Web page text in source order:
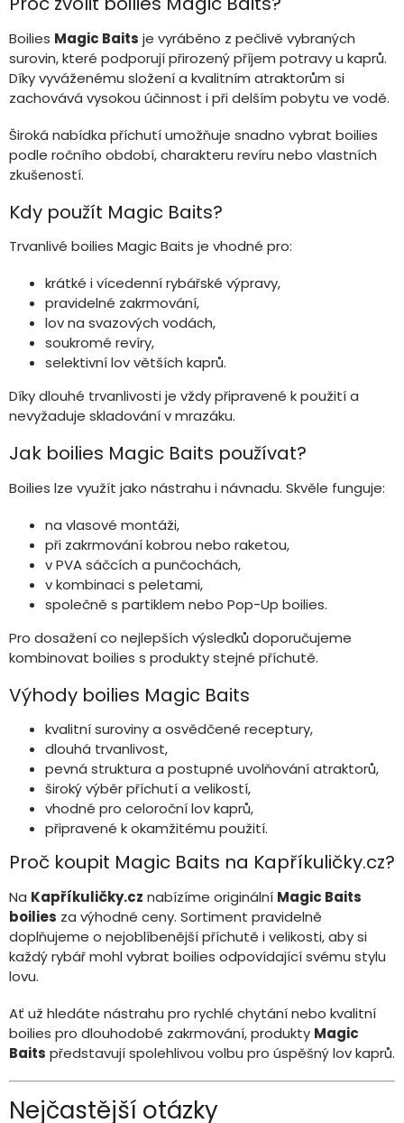
c
í
p
r
v
k
v
ý
s
u
á
í
Boilies Magic Baits je vyráběno z pečlivě vybraných
surovin, které podporují přirozený příjem potravy u kaprů.
Díky vyváženému složení a kvalitním atraktorům si
zachovává vysokou účinnost i při delším pobytu ve vodě.
Široká nabídka příchutí umožňuje snadno vybrat boilies
podle ročního období, charakteru revíru nebo vlastních
zkušeností.
Kdy použít Magic Baits?
Trvanlivé boilies Magic Baits je vhodné pro:
krátké i vícedenní rybářské výpravy,
pravidelné zakrmování,
lov na svazových vodách,
soukromé revíry,
selektivní lov větších kaprů.
Díky dlouhé trvanlivosti je vždy připravené k použití a
nevyžaduje skladování v mrazáku.
Jak boilies Magic Baits používat?
Boilies lze využít jako nástrahu i návnadu. Skvěle funguje:
na vlasové montáži,
při zakrmování kobrou nebo raketou,
v PVA sáčcích a punčochách,
v kombinaci s peletami,
společně s partiklem nebo Pop-Up boilies.
Pro dosažení co nejlepších výsledků doporučujeme
kombinovat boilies s produkty stejné příchutě.
Výhody boilies Magic Baits
kvalitní suroviny a osvědčené receptury,
dlouhá trvanlivost,
pevná struktura a postupné uvolňování atraktorů,
široký výběr příchutí a velikostí,
vhodné pro celoroční lov kaprů,
připravené k okamžitému použití.
Proč koupit Magic Baits na Kapříkuličky.cz?
Na Kapříkuličky.cz nabízíme originální Magic Baits
boilies za výhodné ceny. Sortiment pravidelně
doplňujeme o nejoblíbenější příchutě i velikosti, aby si
každý rybář mohl vybrat boilies odpovídající svému stylu
lovu.
Ať už hledáte nástrahu pro rychlé chytání nebo kvalitní
boilies pro dlouhodobé zakrmování, produkty Magic
Baits představují spolehlivou volbu pro úspěšný lov kaprů.
Nejčastější otázky